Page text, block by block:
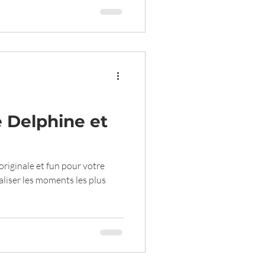
Ce sont deux
. Spoiler alert : les
Delphine et
et fun pour votre
les moments les plus